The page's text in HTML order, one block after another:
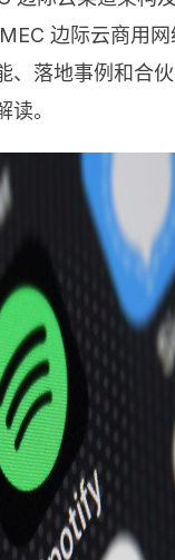
边际云商用
、落地事例和合
读。